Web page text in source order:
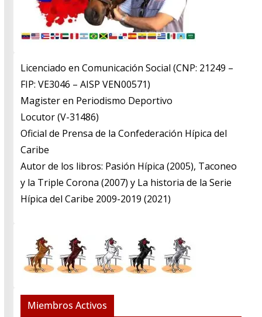
Licenciado en Comunicación Social (CNP: 21249 –
FIP: VE3046 – AISP VEN00571)
​Magister en Periodismo Deportivo
​Locutor (V-31486)
​Oficial de Prensa de la Confederación Hípica del
Caribe
​Autor de los libros: Pasión Hípica (2005), Taconeo
y la Triple Corona (2007) y La historia de la Serie
Hípica del Caribe 2009-2019 (2021)
Miembros Activos